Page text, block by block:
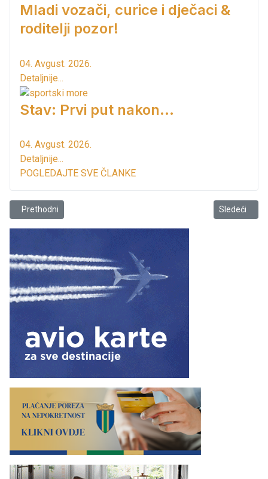
Mladi vozači, curice i dječaci &
roditelji pozor!
04. Avgust. 2026.
Detaljnije...
Stav: Prvi put nakon…
04. Avgust. 2026.
Detaljnije...
POGLEDAJTE SVE ČLANKE
Prethodni članak: Sutomorsko polje kao ranč!
Prethodni Sledeći
Sledeći